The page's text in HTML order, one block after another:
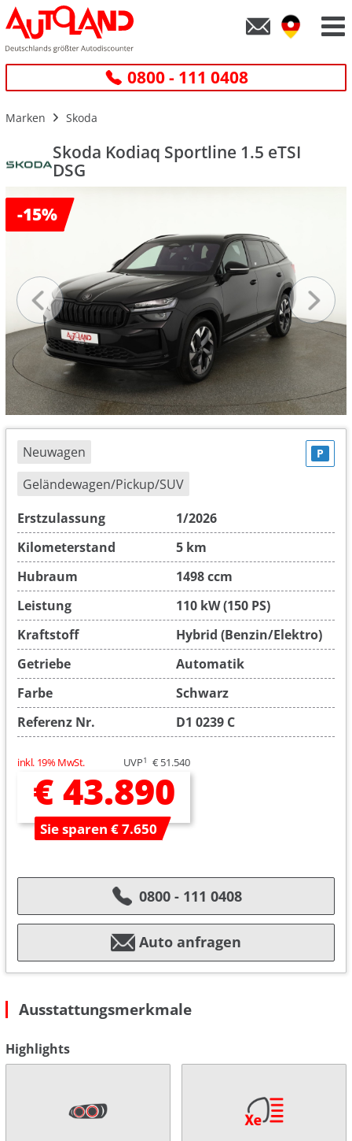
0800 - 111 0408
Marken Skoda
Skoda Kodiaq Sportline 1.5 eTSI
DSG
-15%
Neuwagen
Geländewagen/Pickup/SUV
P
Erstzulassung
1/2026
Kilometerstand
5 km
Hubraum
1498 ccm
Leistung
110 kW (150 PS)
Kraftstoff
Hybrid (Benzin/Elektro)
Getriebe
Automatik
Farbe
Schwarz
Referenz Nr.
D1 0239 C
inkl. 19% MwSt. UVP1 € 51.540
€ 43.890
Sie sparen € 7.650
0800 - 111 0408
Auto anfragen
Ausstattungsmerkmale
Highlights